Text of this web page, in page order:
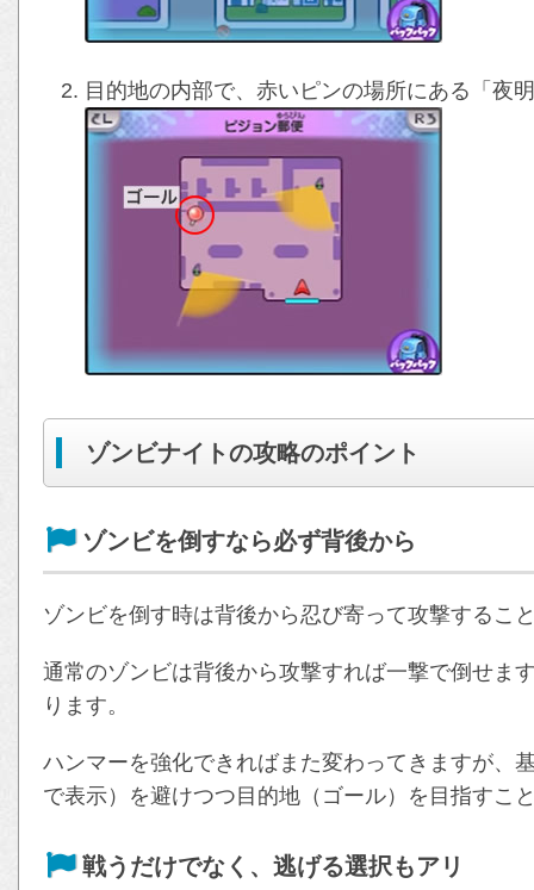
目的地の内部で、赤いピンの場所にある「夜
ゾンビナイトの攻略のポイント
ゾンビを倒すなら必ず背後から
ゾンビを倒す時は背後から忍び寄って攻撃するこ
通常のゾンビは背後から攻撃すれば一撃で倒せま
ります。
ハンマーを強化できればまた変わってきますが、
で表示）を避けつつ目的地（ゴール）を目指すこ
戦うだけでなく、逃げる選択もアリ